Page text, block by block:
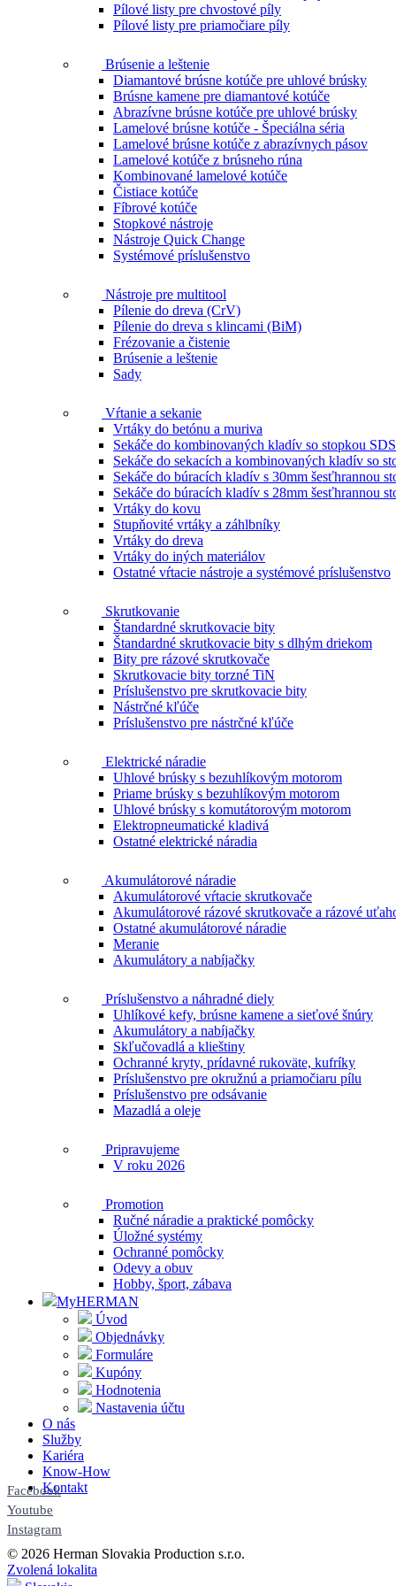
Pílové listy pre chvostové píly
Pílové listy pre priamočiare píly
Brúsenie a leštenie
Diamantové brúsne kotúče pre uhlové brúsky
Brúsne kamene pre diamantové kotúče
Abrazívne brúsne kotúče pre uhlové brúsky
Lamelové brúsne kotúče - Špeciálna séria
Lamelové brúsne kotúče z abrazívnych pásov
Lamelové kotúče z brúsneho rúna
Kombinované lamelové kotúče
Čistiace kotúče
Fíbrové kotúče
Stopkové nástroje
Nástroje Quick Change
Systémové príslušenstvo
Nástroje pre multitool
Pílenie do dreva (CrV)
Pílenie do dreva s klincami (BiM)
Frézovanie a čistenie
Brúsenie a leštenie
Sady
Vŕtanie a sekanie
Vrtáky do betónu a muriva
Sekáče do kombinovaných kladív so stopkou
Sekáče do sekacích a kombinovaných kladív so
Sekáče do búracích kladív s 30mm šesťhrannou
Sekáče do búracích kladív s 28mm šesťhrannou
Vrtáky do kovu
Stupňovité vrtáky a záhlbníky
Vrtáky do dreva
Vrtáky do iných materiálov
Ostatné vŕtacie nástroje a systémové príslušenstvo
Skrutkovanie
Štandardné skrutkovacie bity
Štandardné skrutkovacie bity s dlhým driekom
Bity pre rázové skrutkovače
Skrutkovacie bity torzné TiN
Príslušenstvo pre skrutkovacie bity
Nástrčné kľúče
Príslušenstvo pre nástrčné kľúče
Elektrické náradie
Uhlové brúsky s bezuhlíkovým motorom
Priame brúsky s bezuhlíkovým motorom
Uhlové brúsky s komutátorovým motorom
Elektropneumatické kladivá
Ostatné elektrické náradia
Akumulátorové náradie
Akumulátorové vŕtacie skrutkovače
Akumulátorové rázové skrutkovače a rázové
Ostatné akumulátorové náradie
Meranie
Akumulátory a nabíjačky
Príslušenstvo a náhradné diely
Uhlíkové kefy, brúsne kamene a sieťové šnúry
Akumulátory a nabíjačky
Skľučovadlá a klieštiny
Ochranné kryty, prídavné rukoväte, kufríky
Príslušenstvo pre okružnú a priamočiaru pílu
Príslušenstvo pre odsávanie
Mazadlá a oleje
Pripravujeme
V roku 2026
Promotion
Ručné náradie a praktické pomôcky
Úložné systémy
Ochranné pomôcky
Odevy a obuv
Hobby, šport, zábava
MyHERMAN
Úvod
Objednávky
Formuláre
Kupóny
Hodnotenia
Nastavenia účtu
O nás
Služby
Kariéra
Know-How
Kontakt
Facebook
Youtube
Instagram
© 2026 Herman Slovakia Production s.r.o.
Zvolená lokalita